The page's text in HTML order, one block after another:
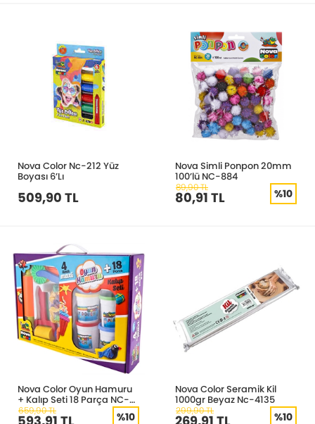
Nova Color Nc-212 Yüz
Boyası 6’Lı
509,90 TL
Nova Simli Ponpon 20mm
100’lü NC-884
89,90 TL
80,91 TL %10
Nova Color Oyun Hamuru
+ Kalıp Seti 18 Parça NC-
851
659,90 TL %10
Nova Color Seramik Kil
1000gr Beyaz Nc-4135
299,90 TL %10